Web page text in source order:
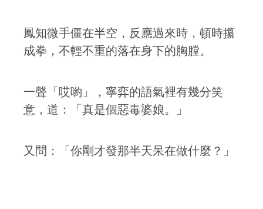
鳳知微手僵在半空，反應過來時，頓時攥
成拳，不輕不重的落在身下的胸膛。
一聲「哎喲」，寧弈的語氣裡有幾分笑
意，道：「真是個惡毒婆娘。」
又問：「你剛才發那半天呆在做什麼？」